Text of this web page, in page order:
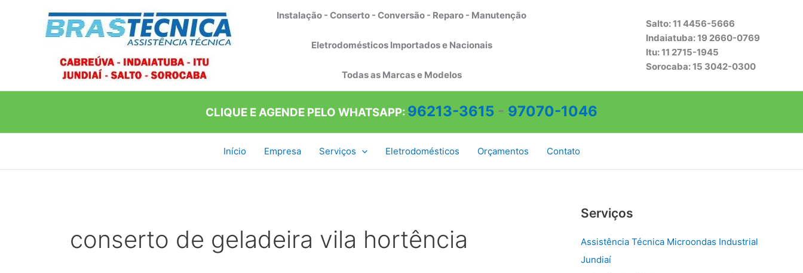
Instalação - Conserto - Conversão - Reparo - Manutenção
Eletrodomésticos Importados e Nacionais
Todas as Marcas e Modelos
Salto: 11 4456-5666
Indaiatuba: 19 2660-0769
Itu: 11 2715-1945
Sorocaba: 15 3042-0300
CLIQUE E AGENDE PELO WHATSAPP: 96213-3615 - 97070-1046
Início Empresa Serviços Eletrodomésticos Orçamentos Contato
conserto de geladeira vila hortência
Serviços
Assistência Técnica Microondas Industrial
Jundiaí